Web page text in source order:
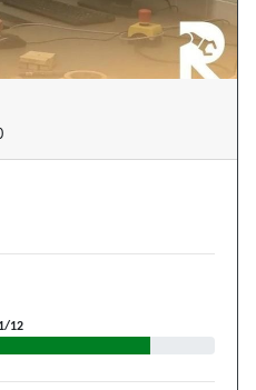
12
Aktuelle Belegung für die